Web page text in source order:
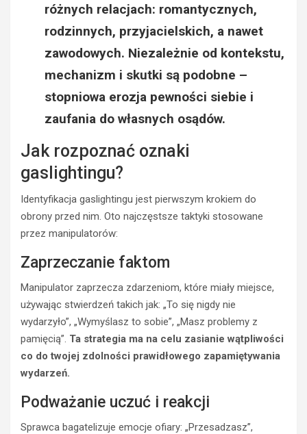
różnych relacjach: romantycznych,
rodzinnych, przyjacielskich, a nawet
zawodowych. Niezależnie od kontekstu,
mechanizm i skutki są podobne –
stopniowa erozja pewności siebie i
zaufania do własnych osądów.
Jak rozpoznać oznaki
gaslightingu?
Identyfikacja gaslightingu jest pierwszym krokiem do
obrony przed nim. Oto najczęstsze taktyki stosowane
przez manipulatorów:
Zaprzeczanie faktom
Manipulator zaprzecza zdarzeniom, które miały miejsce,
używając stwierdzeń takich jak: „To się nigdy nie
wydarzyło”, „Wymyślasz to sobie”, „Masz problemy z
pamięcią”. Ta strategia ma na celu zasianie wątpliwości
co do twojej zdolności prawidłowego zapamiętywania
wydarzeń.
Podważanie uczuć i reakcji
Sprawca bagatelizuje emocje ofiary: „Przesadzasz”,